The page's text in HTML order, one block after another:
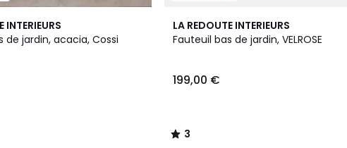
INTERIEURS
de jardin, acacia, Cossi
LA REDOUTE INTERIEURS
Fauteuil bas de jardin, VELROSE
199,00 €
3
/
3
/